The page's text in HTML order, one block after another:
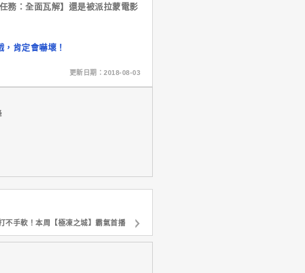
務：全面瓦解】還是被派拉蒙電影
肯定會嚇壞！
更新日期：2018-08-03
不手軟！本周【極凍之城】霸氣首播